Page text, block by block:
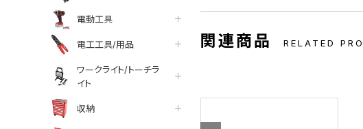
電動工具
電工工具/用品
ワークライト/トーチラ
イト
収納
関連商品 RELATED